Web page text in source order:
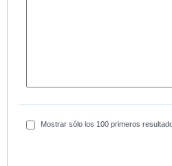
Mostrar sólo los 100 primeros